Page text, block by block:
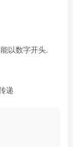
以数字开头.
递